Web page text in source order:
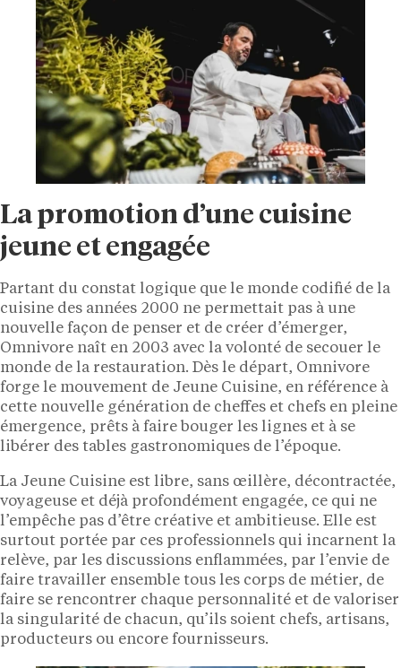
La promotion d’une cuisine
jeune et engagée
Partant du constat logique que le monde codifié de la
cuisine des années 2000 ne permettait pas à une
nouvelle façon de penser et de créer d’émerger,
Omnivore naît en 2003 avec la volonté de secouer le
monde de la restauration. Dès le départ, Omnivore
forge le mouvement de Jeune Cuisine, en référence à
cette nouvelle génération de cheffes et chefs en pleine
émergence, prêts à faire bouger les lignes et à se
libérer des tables gastronomiques de l’époque.
La Jeune Cuisine est libre, sans œillère, décontractée,
voyageuse et déjà profondément engagée, ce qui ne
l’empêche pas d’être créative et ambitieuse. Elle est
surtout portée par ces professionnels qui incarnent la
relève, par les discussions enflammées, par l’envie de
faire travailler ensemble tous les corps de métier, de
faire se rencontrer chaque personnalité et de valoriser
la singularité de chacun, qu’ils soient chefs, artisans,
producteurs ou encore fournisseurs.